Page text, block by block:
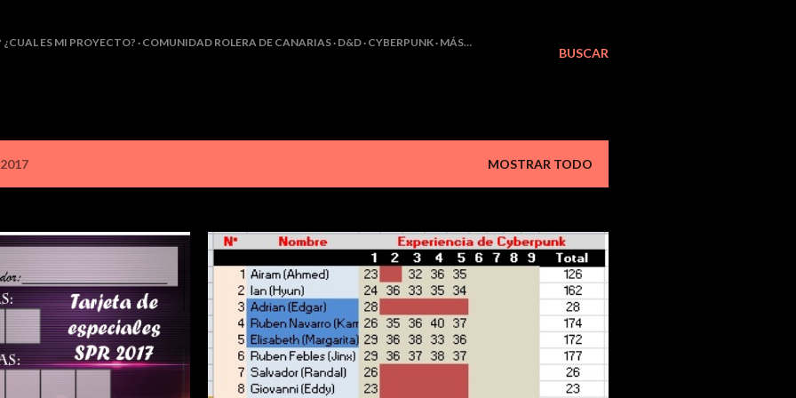
BUSCAR
¿CUAL ES MI PROYECTO? COMUNIDAD ROLERA DE CANARIAS D&D CYBERPUNK MÁS…
MOSTRAR TODO